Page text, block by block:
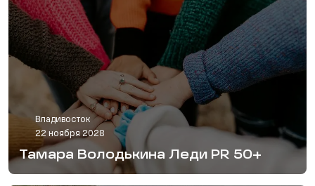
Владивосток
22 ноября 2028
Тамара Володькина Леди PR 50+